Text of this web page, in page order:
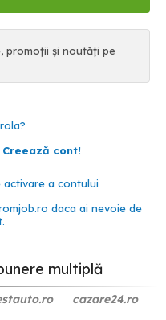
promoții și noutăți pe
cont!
activare a contului
daca ai nevoie de
multiplă
cazare24.ro